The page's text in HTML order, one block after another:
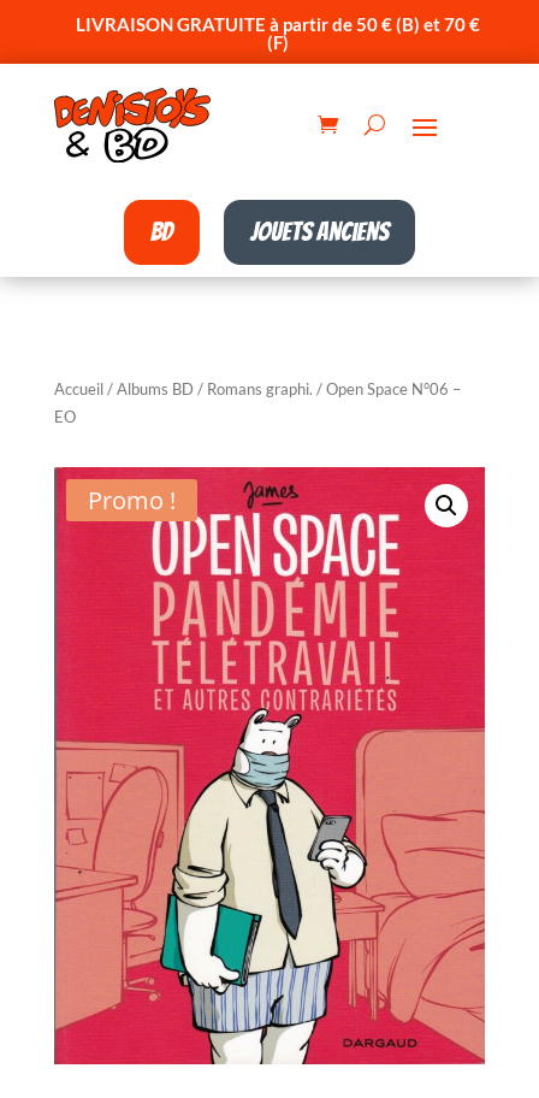
LIVRAISON GRATUITE à partir de 50 € (B) et 70 €
(F)
BD Jouets anciens
Accueil/Albums BD / Romans graphi. / Open Space N°06 –
EO
Promo !